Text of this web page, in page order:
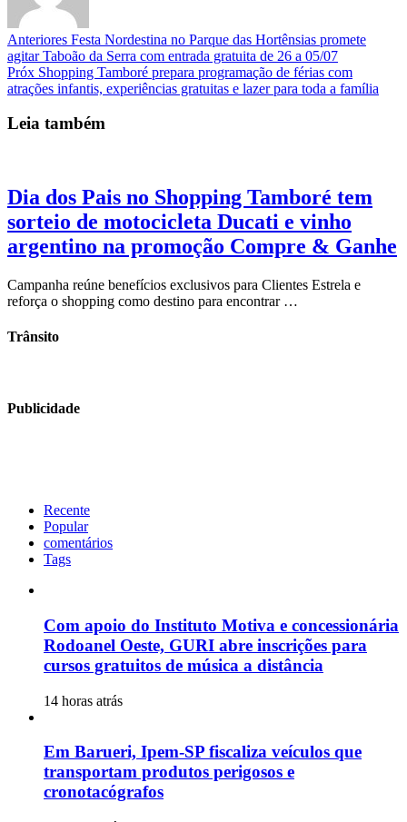
Anteriores Festa Nordestina no Parque das Hortênsias promete
agitar Taboão da Serra com entrada gratuita de 26 a 05/07
Próx Shopping Tamboré prepara programação de férias com
atrações infantis, experiências gratuitas e lazer para toda a família
Leia também
Dia dos Pais no Shopping Tamboré tem
sorteio de motocicleta Ducati e vinho
argentino na promoção Compre & Ganhe
Campanha reúne benefícios exclusivos para Clientes Estrela e
reforça o shopping como destino para encontrar …
Trânsito
Publicidade
Recente
Popular
comentários
Tags
Com apoio do Instituto Motiva e concessionária
Rodoanel Oeste, GURI abre inscrições para
cursos gratuitos de música a distância
14 horas atrás
Em Barueri, Ipem-SP fiscaliza veículos que
transportam produtos perigosos e
cronotacógrafos